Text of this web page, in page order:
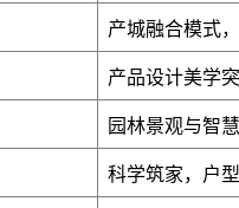
产城融合模式
产品设计美学
园林景观与智
科学筑家，户